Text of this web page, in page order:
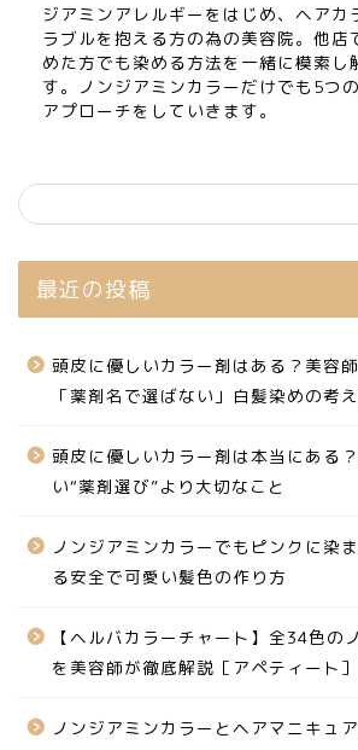
ジアミンアレルギーをはじめ、ヘアカ
ラブルを抱える方の為の美容院。他店
めた方でも染める方法を一緒に模索し
す。ノンジアミンカラーだけでも5つ
アプローチをしていきます。
最近の投稿
頭皮に優しいカラー剤はある？美容
「薬剤名で選ばない」白髪染めの考
頭皮に優しいカラー剤は本当にある
い“薬剤選び”より大切なこと
ノンジアミンカラーでもピンクに染
る安全で可愛い髪色の作り方
【ヘルバカラーチャート】全34色の
を美容師が徹底解説［アペティート］
ノンジアミンカラーとヘアマニキュ